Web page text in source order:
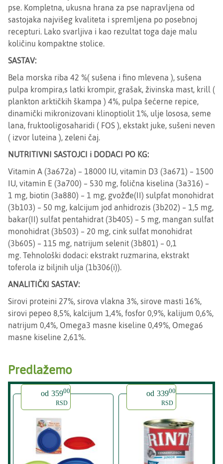
pse. Kompletna, ukusna hrana za pse napravljena od
sastojaka najvišeg kvaliteta i spremljena po posebnoj
recepturi. Lako svarljiva i kao rezultat toga daje malu
količinu kompaktne stolice.
SASTAV:
Bela morska riba 42 %( sušena i fino mlevena ), sušena
pulpa krompira,s latki krompir, grašak, živinska mast, krill (
plankton arktičkih škampa ) 4%, pulpa šećerne repice,
dinamički mikronizovani klinoptiolit 1%, ulje lososa, seme
lana, fruktooligosaharidi ( FOS ), ekstakt juke, sušeni neven
( izvor luteina ), zeleni čaj.
NUTRITIVNI SASTOJCI i DODACI PO KG:
Vitamin A (3a672a) – 18000 IU, vitamin D3 (3a671) – 1500
IU, vitamin E (3a700) – 530 mg, folična kiselina (3a316) –
1 mg, biotin (3a880) – 1 mg, gvožđe(II) sulpfat monohidrat
(3b103) – 50 mg, kalcijum jod anhidrozis (3b202) – 1,5 mg,
bakar(II) sulfat pentahidrat (3b405) – 5 mg, mangan sulfat
monohidrat (3b503) – 20 mg, cink sulfat monohidrat
(3b605) – 115 mg, natrijum selenit (3b801) – 0,1
mg. Tehnološki dodaci: ekstrakt ruzmarina, ekstrakt
toferola iz biljnih ulja (1b306(i)).
ANALITIČKI SASTAV:
Sirovi proteini 27%, sirova vlakna 3%, sirove masti 16%,
sirovi pepeo 8,5%, kalcijum 1,4%, fosfor 0,9%, kalijum 0,6%,
natrijum 0,4%, Omega3 masne kiseline 0,49%, Omega6
masne kiseline 2,61%.
Predlažemo
od 35900
RSD
od 33900
RSD